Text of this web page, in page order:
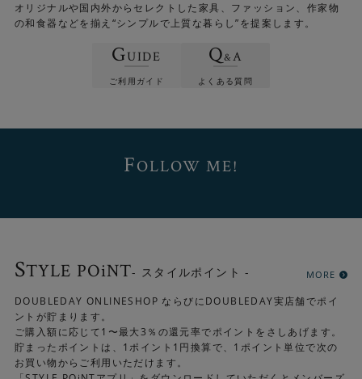
オールシーズン快適
ホットカーペットやこたつにも対応しています。寒い季節
はもちろん、一年を通して心地よくお使いいただけます。
低ホルムアルデヒド仕様で、家族みんなが安心して使える
オリジナルや国内外からセレクトした家具、ファッション、作家物
の和食器などを揃え“シンプルで上質な暮らし”を提案します。
GUIDE
ご利用ガイド
Q&A
よくある質問
FOLLOW ME!
STYLE POiNT- スタイルポイント - MORE
DOUBLEDAY ONLINESHOP ならびにDOUBLEDAY実店舗でポイ
ントが貯まります。
ご購入額に応じて1〜最大3％の還元率でポイントをさしあげます。
貯まったポイントは、1ポイント1円換算で、1ポイント単位で次の
お買い物からご利用いただけます。